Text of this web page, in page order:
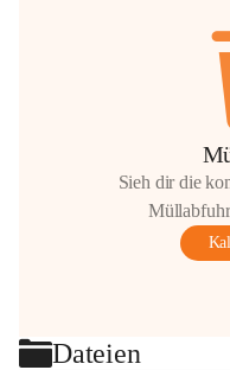
Sieh dir die
Dateien